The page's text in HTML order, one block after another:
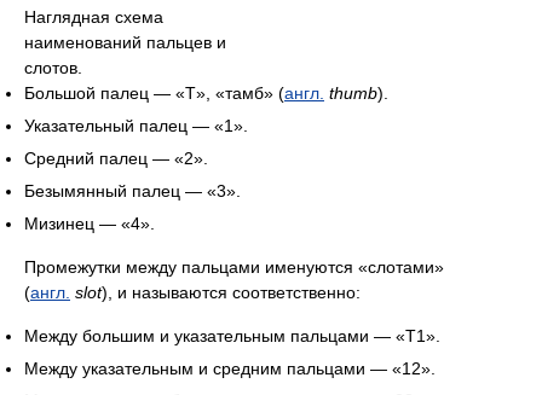
Наглядная схема
наименований пальцев и
слотов.
Большой палец — «T», «тамб» (англ. thumb).
Указательный палец — «1».
Средний палец — «2».
Безымянный палец — «3».
Мизинец — «4».
Промежутки между пальцами именуются «слотами»
(англ. slot), и называются соответственно:
Между большим и указательным пальцами — «Т1».
Между указательным и средним пальцами — «12».